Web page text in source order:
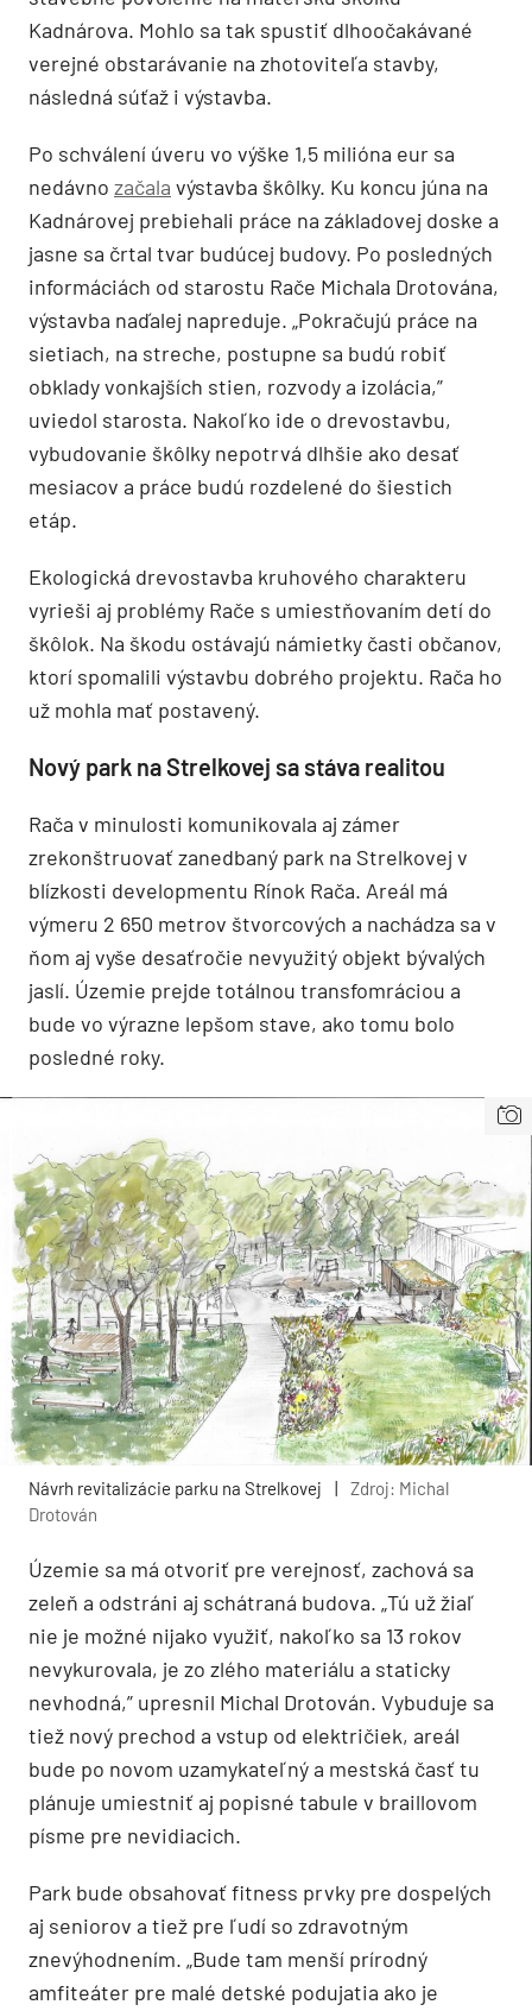
Kadnárova. Mohlo sa tak spustiť dlhoočakávané
verejné obstarávanie na zhotoviteľa stavby,
následná súťaž i výstavba.
Po schválení úveru vo výške 1,5 milióna eur sa
nedávno začala výstavba škôlky. Ku koncu júna na
Kadnárovej prebiehali práce na základovej doske a
jasne sa črtal tvar budúcej budovy. Po posledných
informáciách od starostu Rače Michala Drotována,
výstavba naďalej napreduje. „Pokračujú práce na
sietiach, na streche, postupne sa budú robiť
obklady vonkajších stien, rozvody a izolácia,”
uviedol starosta. Nakoľko ide o drevostavbu,
vybudovanie škôlky nepotrvá dlhšie ako desať
mesiacov a práce budú rozdelené do šiestich
etáp.
Ekologická drevostavba kruhového charakteru
vyrieši aj problémy Rače s umiestňovaním detí do
škôlok. Na škodu ostávajú námietky časti občanov,
ktorí spomalili výstavbu dobrého projektu. Rača ho
už mohla mať postavený.
Nový park na Strelkovej sa stáva realitou
Rača v minulosti komunikovala aj zámer
zrekonštruovať zanedbaný park na Strelkovej v
blízkosti developmentu Rínok Rača. Areál má
výmeru 2 650 metrov štvorcových a nachádza sa v
ňom aj vyše desaťročie nevyužitý objekt bývalých
jaslí. Územie prejde totálnou transfomráciou a
bude vo výrazne lepšom stave, ako tomu bolo
posledné roky.
Návrh revitalizácie parku na Strelkovej |
Zdroj: Michal
Drotován
Územie sa má otvoriť pre verejnosť, zachová sa
zeleň a odstráni aj schátraná budova. „Tú už žiaľ
nie je možné nijako využiť, nakoľko sa 13 rokov
nevykurovala, je zo zlého materiálu a staticky
nevhodná,” upresnil Michal Drotován. Vybuduje sa
tiež nový prechod a vstup od električiek, areál
bude po novom uzamykateľný a mestská časť tu
plánuje umiestniť aj popisné tabule v braillovom
písme pre nevidiacich.
Park bude obsahovať fitness prvky pre dospelých
aj seniorov a tiež pre ľudí so zdravotným
znevýhodnením. „Bude tam menší prírodný
amfiteáter pre malé detské podujatia ako je